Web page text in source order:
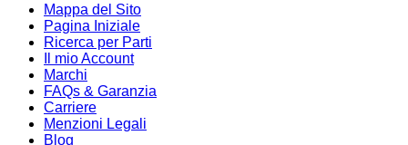
Mappa del Sito
Pagina Iniziale
Ricerca per Parti
Il mio Account
Marchi
FAQs & Garanzia
Carriere
Menzioni Legali
Blog